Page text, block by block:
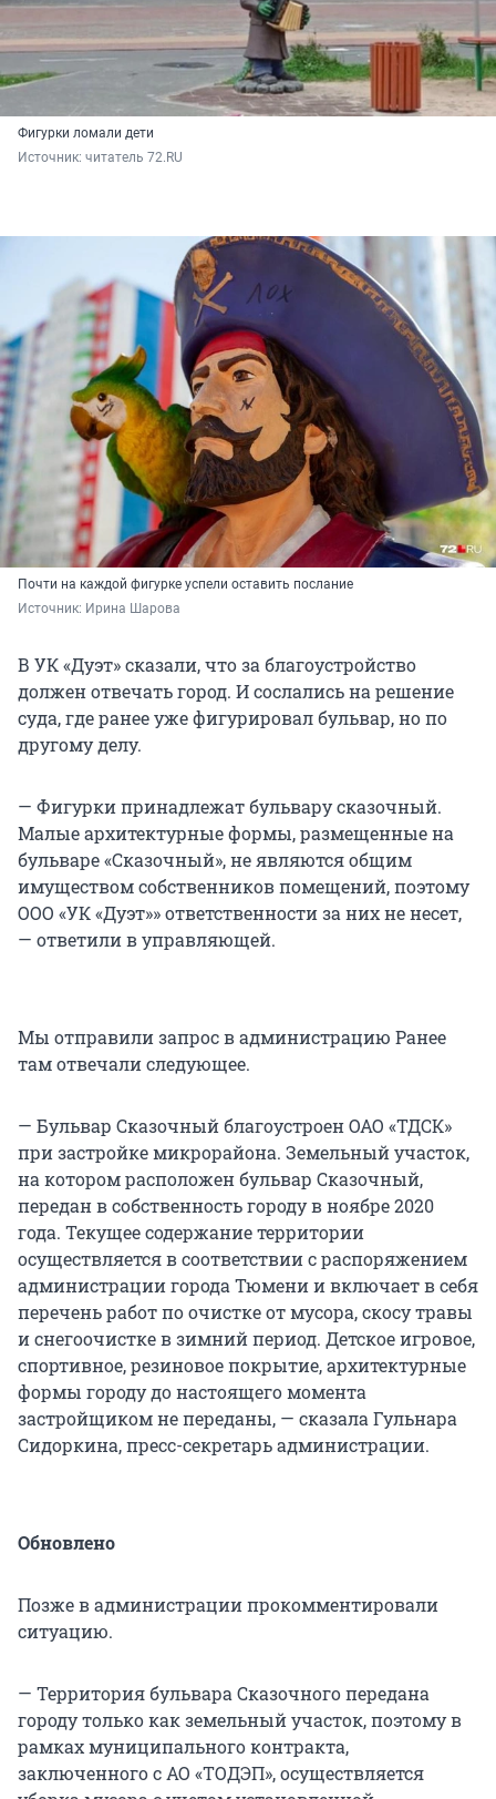
Фигурки ломали дети
Источник: читатель 72.RU
Почти на каждой фигурке успели оставить послание
Источник: Ирина Шарова
В УК «Дуэт» сказали, что за благоустройство
должен отвечать город. И сослались на решение
суда, где ранее уже фигурировал бульвар, но по
другому делу.
— Фигурки принадлежат бульвару сказочный.
Малые архитектурные формы, размещенные на
бульваре «Сказочный», не являются общим
имуществом собственников помещений, поэтому
ООО «УК «Дуэт»» ответственности за них не несет,
— ответили в управляющей.
Мы отправили запрос в администрацию Ранее
там отвечали следующее.
— Бульвар Сказочный благоустроен ОАО «ТДСК»
при застройке микрорайона. Земельный участок,
на котором расположен бульвар Сказочный,
передан в собственность городу в ноябре 2020
года. Текущее содержание территории
осуществляется в соответствии с распоряжением
администрации города Тюмени и включает в себя
перечень работ по очистке от мусора, скосу травы
и снегоочистке в зимний период. Детское игровое,
спортивное, резиновое покрытие, архитектурные
формы городу до настоящего момента
застройщиком не переданы, — сказала Гульнара
Сидоркина, пресс-секретарь администрации.
Обновлено
Позже в администрации прокомментировали
ситуацию.
— Территория бульвара Сказочного передана
городу только как земельный участок, поэтому в
рамках муниципального контракта,
заключенного с АО «ТОДЭП», осуществляется